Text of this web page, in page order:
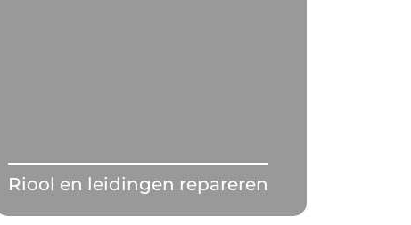
Riool en leidingen repareren